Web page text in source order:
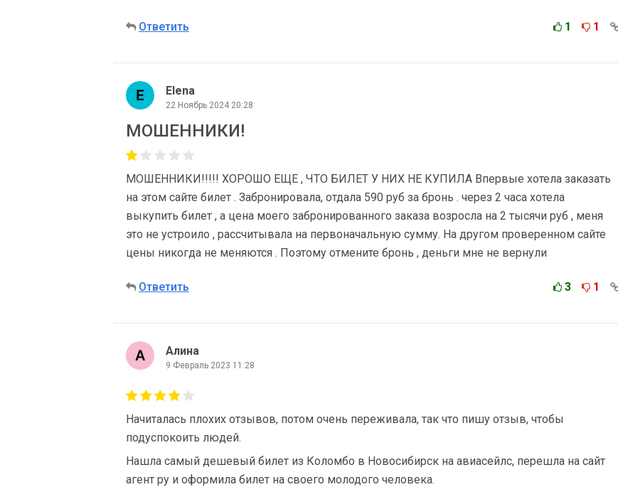
Ответить 1 1
Elena
22 Ноябрь 2024 20:28
МОШЕННИКИ!
МОШЕННИКИ!!!!! ХОРОШО ЕЩЕ , ЧТО БИЛЕТ У НИХ НЕ КУПИЛА Впервые хотела заказать
на этом сайте билет . Забронировала, отдала 590 руб за бронь . через 2 часа хотела
выкупить билет , а цена моего забронированного заказа возросла на 2 тысячи руб , меня
это не устроило , рассчитывала на первоначальную сумму. На другом проверенном сайте
цены никогда не меняются . Поэтому отмените бронь , деньги мне не вернули
Ответить 3 1
Алина
9 Февраль 2023 11:28
Начиталась плохих отзывов, потом очень переживала, так что пишу отзыв, чтобы
подуспокоить людей.
Нашла самый дешевый билет из Коломбо в Новосибирск на авиасейлс, перешла на сайт
агент ру и оформила билет на своего молодого человека.